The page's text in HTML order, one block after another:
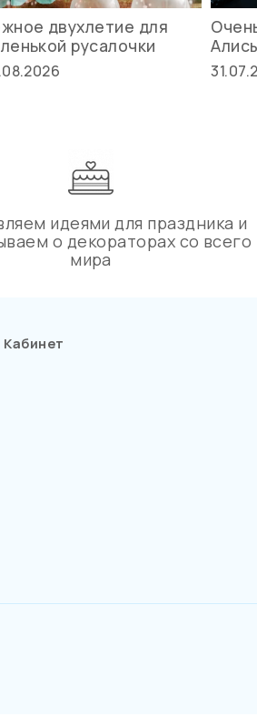
двухлетие для
русалочки
идеями для праздника и
о декораторах со всего
мира
Кабинет